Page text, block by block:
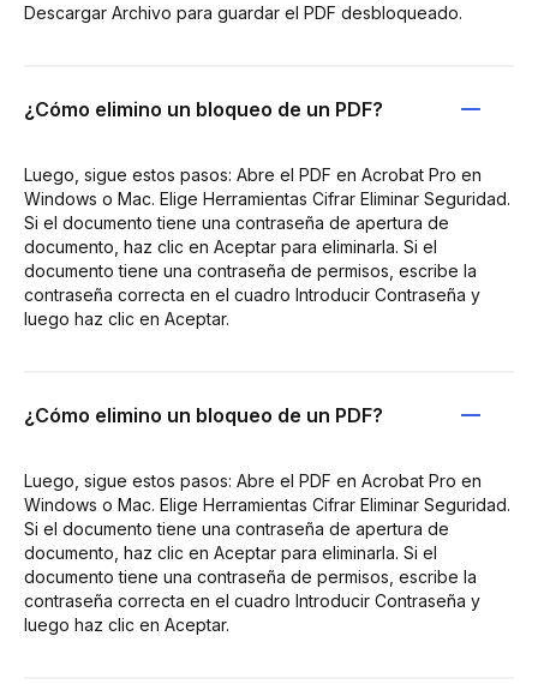
Descargar Archivo para guardar el PDF desbloqueado.
¿Cómo elimino un bloqueo de un PDF?
Luego, sigue estos pasos: Abre el PDF en Acrobat Pro en
Windows o Mac. Elige Herramientas Cifrar Eliminar Seguridad.
Si el documento tiene una contraseña de apertura de
documento, haz clic en Aceptar para eliminarla. Si el
documento tiene una contraseña de permisos, escribe la
contraseña correcta en el cuadro Introducir Contraseña y
luego haz clic en Aceptar.
¿Cómo elimino un bloqueo de un PDF?
Luego, sigue estos pasos: Abre el PDF en Acrobat Pro en
Windows o Mac. Elige Herramientas Cifrar Eliminar Seguridad.
Si el documento tiene una contraseña de apertura de
documento, haz clic en Aceptar para eliminarla. Si el
documento tiene una contraseña de permisos, escribe la
contraseña correcta en el cuadro Introducir Contraseña y
luego haz clic en Aceptar.